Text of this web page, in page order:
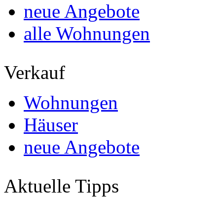
neue Angebote
alle Wohnungen
Verkauf
Wohnungen
Häuser
neue Angebote
Aktuelle Tipps